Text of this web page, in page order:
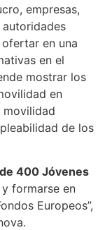
empresas,
autoridades
en una
en el
mostrar los
en
de los
400 Jóvenes
formarse en
Europeos”,